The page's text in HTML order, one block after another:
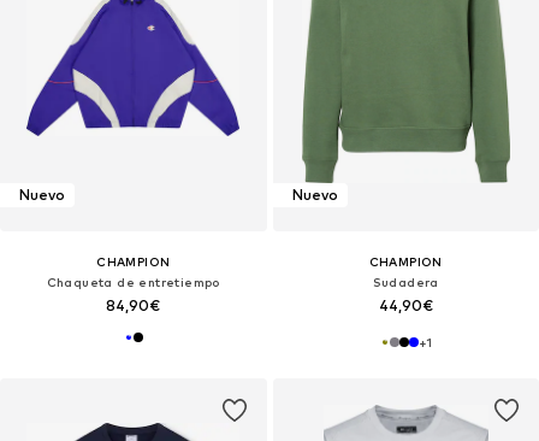
Nuevo
CHAMPION
Chaqueta de entretiempo
84,90€
Nuevo
CHAMPION
Sudadera
44,90€
+1